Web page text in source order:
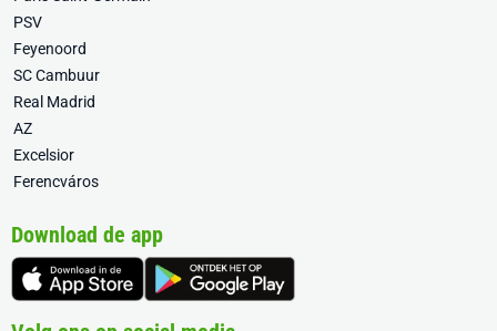
PSV
Feyenoord
SC Cambuur
Real Madrid
AZ
Excelsior
Ferencváros
Download de app